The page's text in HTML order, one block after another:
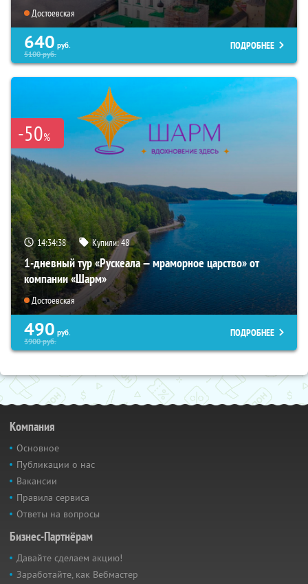
Достоевская
640 руб.
5100руб.
ПОДРОБНЕЕ
-50%
14:34:37 Купили:48
1-дневный тур «Рускеала — мраморное царство» от
компании «Шарм»
Достоевская
490 руб.
3900руб.
ПОДРОБНЕЕ
Компания
Основное
Публикации о нас
Вакансии
Правила сервиса
Ответы на вопросы
Бизнес-Партнёрам
Давайте сделаем акцию!
Заработайте, как Вебмастер